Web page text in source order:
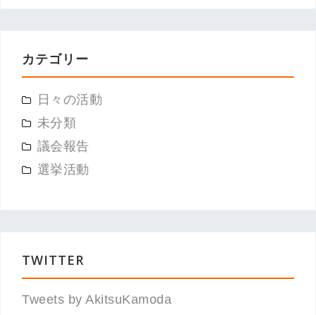
カテゴリー
日々の活動
未分類
議会報告
選挙活動
TWITTER
Tweets by AkitsuKamoda